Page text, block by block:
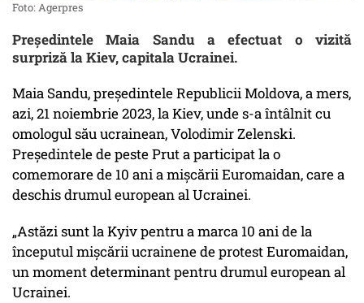
Foto: Agerpres
Președintele Maia Sandu a efectuat o vizită
surpriză la Kiev, capitala Ucrainei.
Maia Sandu, președintele Republicii Moldova, a mers,
azi, 21 noiembrie 2023, la Kiev, unde s-a întâlnit cu
omologul său ucrainean, Volodimir Zelenski.
Președintele de peste Prut a participat la o
comemorare de 10 ani a mișcării Euromaidan, care a
deschis drumul european al Ucrainei.
„Astăzi sunt la Kyiv pentru a marca 10 ani de la
începutul mișcării ucrainene de protest Euromaidan,
un moment determinant pentru drumul european al
Ucrainei.